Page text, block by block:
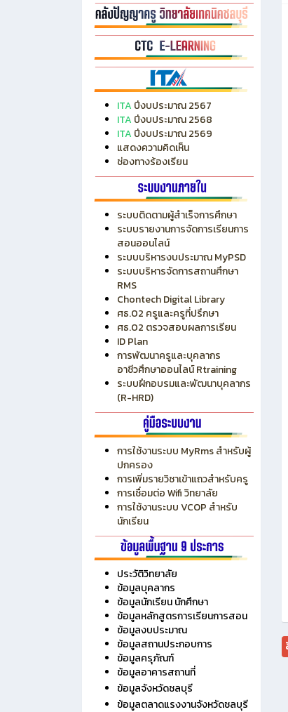
ITAปีงบประมาณ 2567
ITAปีงบประมาณ 2568
ปีงบประมาณ 2569
แสดงความคิดเห็น
ช่องทางร้องเรียน
ระบบติดตามผู้สำเร็จการศึกษา
ระบบรายงานการจัดการเรียนการ
สอนออนไลน์
ระบบบริหารงบประมาณ MyPSD
ระบบบริหารจัดการสถานศึกษา
RMS
Chontech Digital Library
ศธ.02 ครูและครูที่ปรึกษา
ศธ.02 ตรวจสอบผลการเรียน
ID Plan
การพัฒนาครูและบุคลากร
อาชีวศึกษาออนไลน์ Rtraining
ระบบฝึกอบรมและพัฒนาบุคลากร
(R-HRD)
การใช้งานระบบ MyRms สำหรับผู้
ปกครอง
การเพิ่มรายวิชาเข้าแถวสำหรับครู
การเชื่อมต่อ Wifi วิทยาลัย
การใช้งานระบบ VCOP สำหรับ
นักเรียน
ประวัติวิทยาลัย
ข้อมูลบุคลากร
ข้อมูลนักเรียน นักศึกษา
ข้อมูลหลักสูตรการเรียนการสอน
ข้อมูลงบประมาณ
ข้อมูลสถานประกอบการ